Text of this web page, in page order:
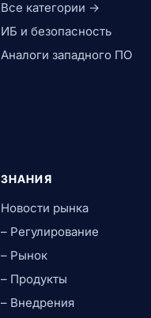
Все категории →
ИБ и безопасность
Аналоги западного ПО
ЗНАНИЯ
Новости рынка
– Регулирование
– Рынок
– Продукты
– Внедрения